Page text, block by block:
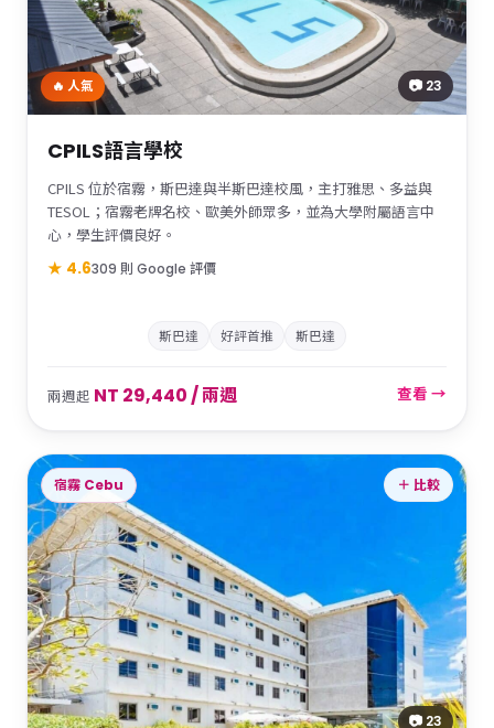
📷 23
🔥 人氣
CPILS語言學校
CPILS 位於宿霧，斯巴達與半斯巴達校風，主打雅思、多益與
TESOL；宿霧老牌名校、歐美外師眾多，並為大學附屬語言中
心，學生評價良好。
★ 4.6309 則 Google 評價
斯巴達 好評首推 斯巴達
兩週起 NT 29,440 / 兩週 查看 →
宿霧 Cebu
📷 23
＋ 比較